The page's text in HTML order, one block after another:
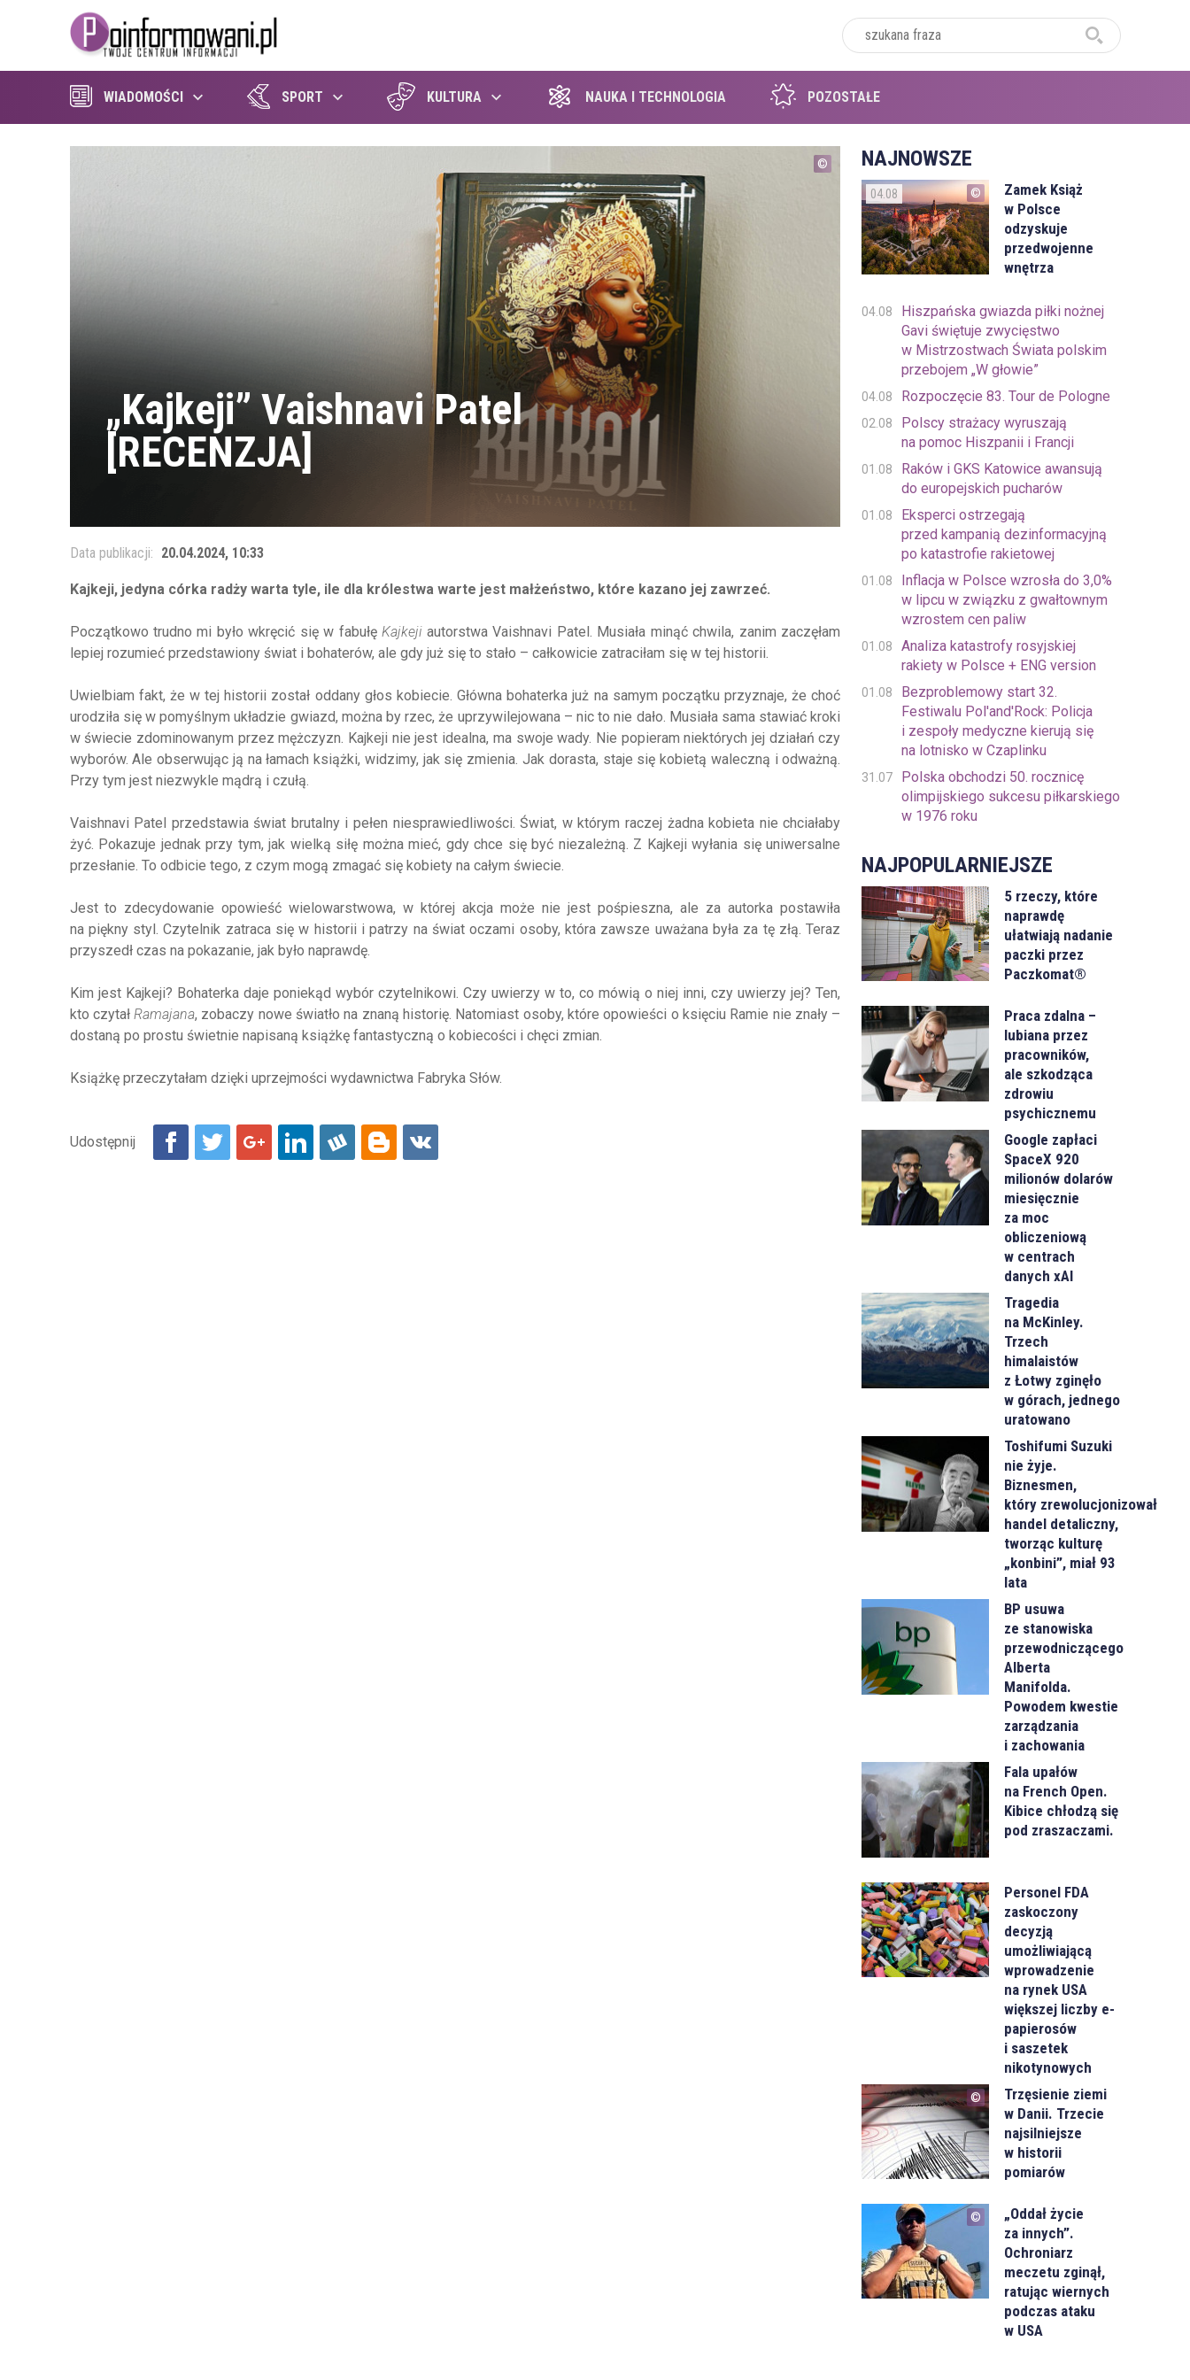
WIADOMOŚCI SPORT KULTURA NAUKA I TECHNOLOGIA POZOSTAŁE
„Kajkeji” Vaishnavi Patel
[RECENZJA]
Data publikacji: 20.04.2024, 10:33
Kajkeji, jedyna córka radży warta tyle, ile dla królestwa warte jest małżeństwo, które kazano jej zawrzeć.
Początkowo trudno mi było wkręcić się w fabułęKajkejiautorstwa Vaishnavi Patel. Musiała minąć chwila, zanim zaczęłam
lepiej rozumieć przedstawiony świat i bohaterów, ale gdy już się to stało – całkowicie zatraciłam się w tej historii.
Uwielbiam fakt, że w tej historii został oddany głos kobiecie. Główna bohaterka już na samym początku przyznaje, że choć
urodziła się w pomyślnym układzie gwiazd, można by rzec, że uprzywilejowana – nic to nie dało. Musiała sama stawiać kroki
w świecie zdominowanym przez mężczyzn. Kajkeji nie jest idealna, ma swoje wady. Nie popieram niektórych jej działań czy
wyborów. Ale obserwując ją na łamach książki, widzimy, jak się zmienia. Jak dorasta, staje się kobietą waleczną i odważną.
Przy tym jest niezwykle mądrą i czułą.
Vaishnavi Patel przedstawia świat brutalny i pełen niesprawiedliwości. Świat, w którym raczej żadna kobieta nie chciałaby
żyć. Pokazuje jednak przy tym, jak wielką siłę można mieć, gdy chce się być niezależną. Z Kajkeji wyłania się uniwersalne
przesłanie. To odbicie tego, z czym mogą zmagać się kobiety na całym świecie.
Jest to zdecydowanie opowieść wielowarstwowa, w której akcja może nie jest pośpieszna, ale za autorka postawiła
na piękny styl. Czytelnik zatraca się w historii i patrzy na świat oczami osoby, która zawsze uważana była za tę złą. Teraz
przyszedł czas na pokazanie, jak było naprawdę.
Kim jest Kajkeji? Bohaterka daje poniekąd wybór czytelnikowi. Czy uwierzy w to, co mówią o niej inni, czy uwierzy jej? Ten,
kto czytałRamajana, zobaczy nowe światło na znaną historię. Natomiast osoby, które opowieści o księciu Ramie nie znały –
dostaną po prostu świetnie napisaną książkę fantastyczną o kobiecości i chęci zmian.
Książkę przeczytałam dzięki uprzejmości wydawnictwa Fabryka Słów.
NAJNOWSZE
04.08
Zamek Książ
w Polsce
odzyskuje
przedwojenne
wnętrza
04.08
Hiszpańska gwiazda piłki nożnej
Gavi świętuje zwycięstwo
w Mistrzostwach Świata polskim
przebojem „W głowie”
04.08 Rozpoczęcie 83. Tour de Pologne
02.08
Polscy strażacy wyruszają
na pomoc Hiszpanii i Francji
01.08
Raków i GKS Katowice awansują
do europejskich pucharów
01.08
Eksperci ostrzegają
przed kampanią dezinformacyjną
po katastrofie rakietowej
01.08
Inflacja w Polsce wzrosła do 3,0%
w lipcu w związku z gwałtownym
wzrostem cen paliw
01.08
Analiza katastrofy rosyjskiej
rakiety w Polsce + ENG version
01.08
Bezproblemowy start 32.
Festiwalu Pol'and'Rock: Policja
i zespoły medyczne kierują się
na lotnisko w Czaplinku
31.07
Polska obchodzi 50. rocznicę
olimpijskiego sukcesu piłkarskiego
w 1976 roku
NAJPOPULARNIEJSZE
5 rzeczy, które
naprawdę
ułatwiają nadanie
paczki przez
Paczkomat®
Praca zdalna –
lubiana przez
pracowników,
ale szkodząca
zdrowiu
psychicznemu
Google zapłaci
SpaceX 920
milionów dolarów
miesięcznie
za moc
obliczeniową
w centrach
danych xAI
Tragedia
na McKinley.
Trzech
himalaistów
z Łotwy zginęło
w górach, jednego
uratowano
Toshifumi Suzuki
nie żyje.
Biznesmen,
który zrewolucjonizował
handel detaliczny,
tworząc kulturę
„konbini”, miał 93
lata
BP usuwa
ze stanowiska
przewodniczącego
Alberta
Manifolda.
Powodem kwestie
zarządzania
i zachowania
Fala upałów
na French Open.
Kibice chłodzą się
pod zraszaczami.
Personel FDA
zaskoczony
decyzją
umożliwiającą
wprowadzenie
na rynek USA
większej liczby e-
papierosów
i saszetek
nikotynowych
Trzęsienie ziemi
w Danii. Trzecie
najsilniejsze
w historii
pomiarów
„Oddał życie
za innych”.
Ochroniarz
meczetu zginął,
ratując wiernych
podczas ataku
w USA